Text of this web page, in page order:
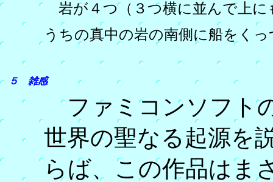
岩が４つ（３つ横に並んで上に
うちの真中の岩の南側に船をく
５ 雑感
ファミコンソフト
世界の聖なる起源を
らば、この作品はま